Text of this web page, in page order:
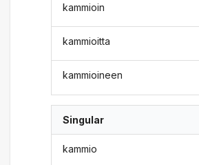
kammioin
kammioitta
kammioineen
Singular
kammio